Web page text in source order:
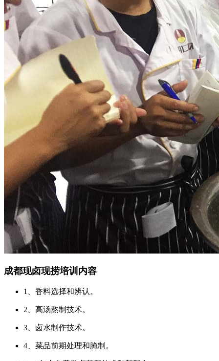
成都现卤现捞培训内容
1、香料选择和辨认。
2、高汤熬制技术。
3、卤水制作技术。
4、菜品前期处理和腌制。